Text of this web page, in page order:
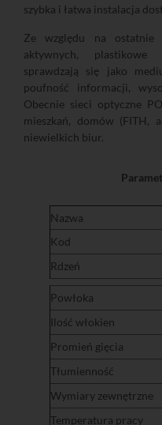
szybka i łatwa instalacja
Ze względu na ostatnie
aktywnych, plastikowe
sprawdzają się jako
poufność informacji,
Obecnie sieci optyczne
mieszkań, domów (FITH,
niewielkich biur.
Nazwa
Kod
Rdzeń
Powłoka
Ilość włokien
Promień gięcia
Tłumienność
Wymiary zewnętrzne
Temperatura pracy